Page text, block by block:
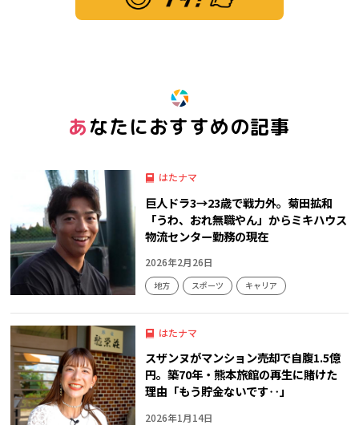
あなたにおすすめの記事
はたナマ
巨人ドラ3→23歳で戦力外。菊田拡和
「うわ、おれ無職やん」からミキハウス
物流センター勤務の現在
2026年2月26日
地方 スポーツ キャリア
はたナマ
スザンヌがマンション売却で自腹1.5億
円。築70年・熊本旅館の再生に賭けた
理由「もう貯金ないです‥」
2026年1月14日